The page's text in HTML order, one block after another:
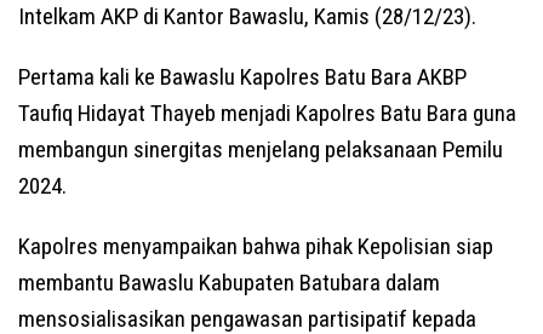
Intelkam AKP di Kantor Bawaslu, Kamis (28/12/23).
Pertama kali ke Bawaslu Kapolres Batu Bara AKBP
Taufiq Hidayat Thayeb menjadi Kapolres Batu Bara guna
membangun sinergitas menjelang pelaksanaan Pemilu
2024.
Kapolres menyampaikan bahwa pihak Kepolisian siap
membantu Bawaslu Kabupaten Batubara dalam
mensosialisasikan pengawasan partisipatif kepada